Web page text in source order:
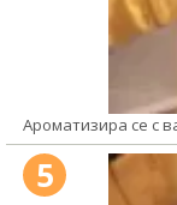
Ароматизира се с
5